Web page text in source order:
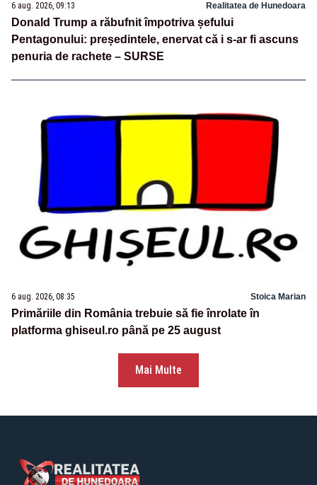
6 aug. 2026, 09:13 Realitatea de Hunedoara
Donald Trump a răbufnit împotriva șefului
Pentagonului: președintele, enervat că i s-ar fi ascuns
penuria de rachete – SURSE
6 aug. 2026, 08:35 Stoica Marian
Primăriile din România trebuie să fie înrolate în
platforma ghiseul.ro până pe 25 august
Mai Multe